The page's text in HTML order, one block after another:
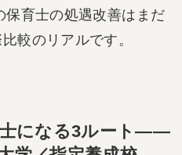
育士の処遇改善はまだ
較のリアルです。
士になる3ルート――